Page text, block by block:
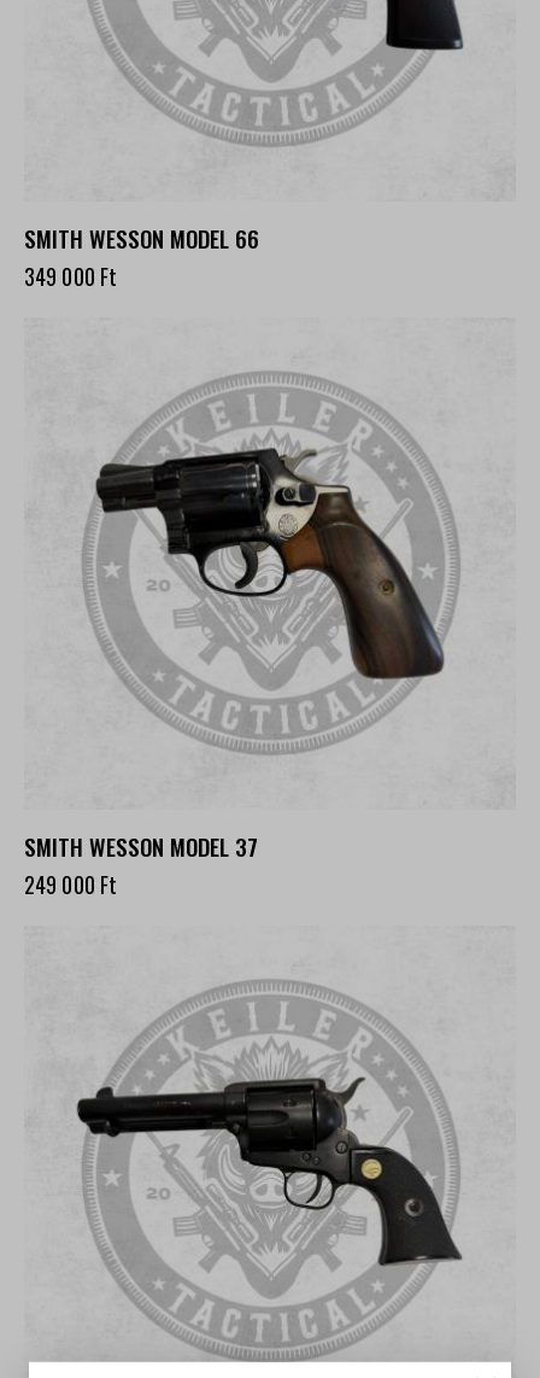
SMITH WESSON MODEL 66
349 000 Ft
SMITH WESSON MODEL 37
249 000 Ft